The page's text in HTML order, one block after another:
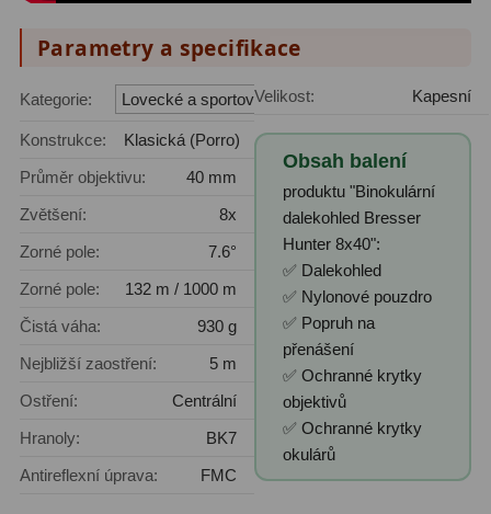
Lovecké a turistické
11
Kapesní14
Divadelní
Univerzální
Dálkoměry a Noční vidění17
Dálkoměry9
Parametry a specifikace
Kategorie: Lovecké a sportovní
Konstrukce:
Klasická (Porro)
Průměr objektivu:
40 mm
Zvětšení:
8x
Zorné pole:
7.6°
Zorné pole:
132 m / 1000 m
Čistá váha:
930 g
Nejbližší zaostření:
5 m
Ostření:
Centrální
Hranoly:
BK7
Antireflexní úprava:
FMC
Velikost: Kapesní
Obsah balení
produktu "Binokulární
dalekohled Bresser
Hunter 8x40":
✅ Dalekohled
✅ Nylonové pouzdro
✅ Popruh na
přenášení
✅ Ochranné krytky
objektivů
✅ Ochranné krytky
okulárů